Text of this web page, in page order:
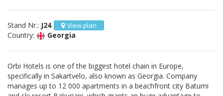
Stand Nr.: J24 View plan
Country: Georgia
Orbi Hotels is one of the biggest hotel chain in Europe,
specifically in Sakartvelo, also known as Georgia. Company
manages up to 12 000 apartments in a beachfront city Batumi